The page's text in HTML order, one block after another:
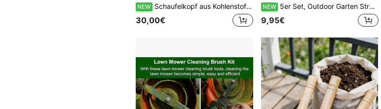
NEW Schaufelkopf aus Kohlenstoffstahl 14x44cm, Ersatz-Spitzschaufel für Gartenarbeit, Pflanzen, Umpflanzen und Bodenbearbeitung, Grün
30,00€
NEW 5er Set, Outdoor Garten Strand Grabset - Garten und Strand Schaufel, Schneemann Bauwerkzeuge, Cosplay Bauer, Sand Grabwerkzeug, Garten Lockerungswerkzeug, Garten Schaufel, Garten Dekorationswerkzeug
9,95€